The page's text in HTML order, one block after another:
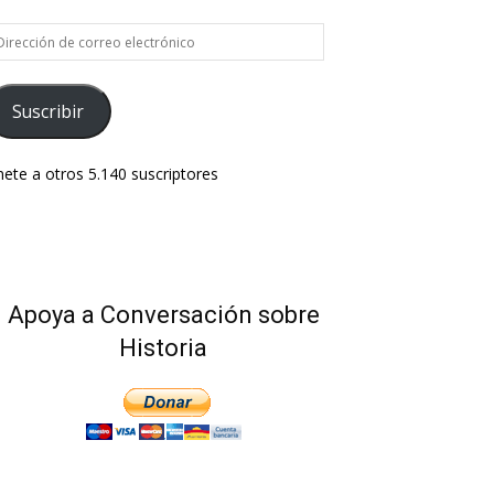
Suscribir
a otros 5.140 suscriptores
Apoya a Conversación sobre
Historia